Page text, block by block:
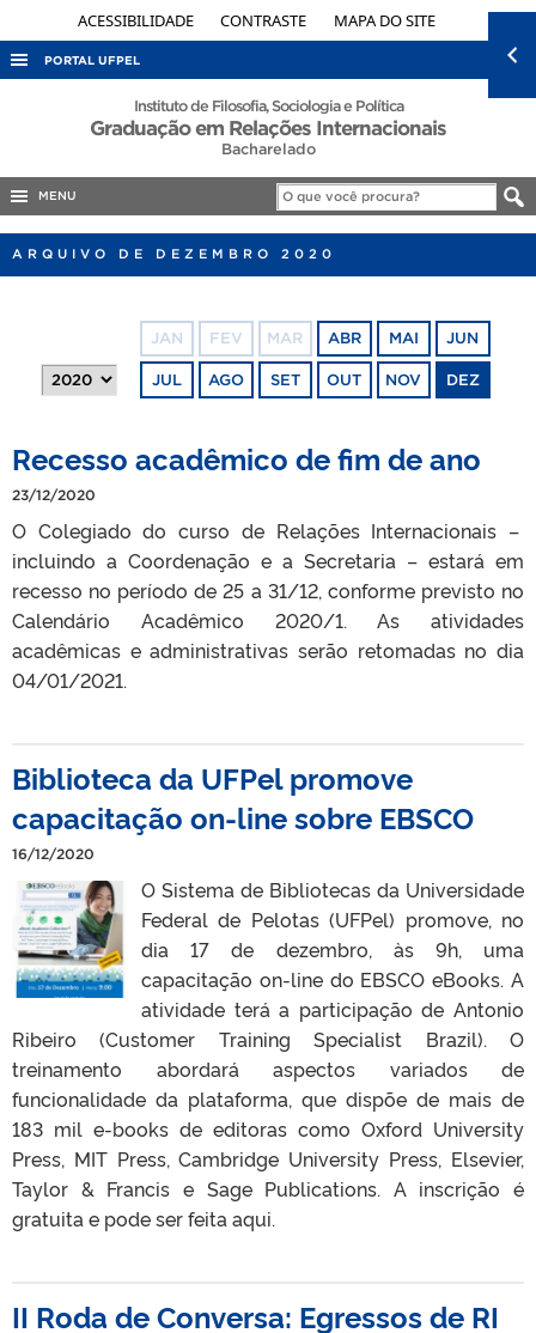
ACESSIBILIDADE CONTRASTE MAPA DO SITE
PORTAL UFPEL
ACESSO À INFORMAÇÃO
PORTARIAS
Instituto de Filosofia, Sociologia e Política
Graduação em Relações Internacionais
Bacharelado
MENU
ARQUIVO DE DEZEMBRO 2020
JAN FEV MAR ABR MAI JUN
JUL AGO SET OUT NOV DEZ
Recesso acadêmico de fim de ano
23/12/2020
O Colegiado do curso de Relações Internacionais –
incluindo a Coordenação e a Secretaria – estará em
recesso no período de 25 a 31/12, conforme previsto no
Calendário Acadêmico 2020/1. As atividades
acadêmicas e administrativas serão retomadas no dia
04/01/2021.
Biblioteca da UFPel promove
capacitação on-line sobre EBSCO
16/12/2020
O Sistema de Bibliotecas da Universidade
Federal de Pelotas (UFPel) promove, no
dia 17 de dezembro, às 9h, uma
capacitação on-line do EBSCO eBooks. A
atividade terá a participação de Antonio
Ribeiro (Customer Training Specialist Brazil). O
treinamento abordará aspectos variados de
funcionalidade da plataforma, que dispõe de mais de
183 mil e-books de editoras como Oxford University
Press, MIT Press, Cambridge University Press, Elsevier,
Taylor & Francis e Sage Publications. A inscrição é
gratuita e pode ser feita aqui.
II Roda de Conversa: Egressos de RI